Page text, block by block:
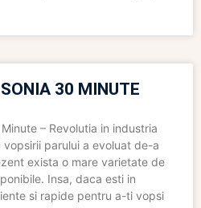
30 MINUTE
– Revolutia in industria
parului a evoluat de-a
exista o mare varietate de
Insa, daca esti in
si rapide pentru a-ti vopsi